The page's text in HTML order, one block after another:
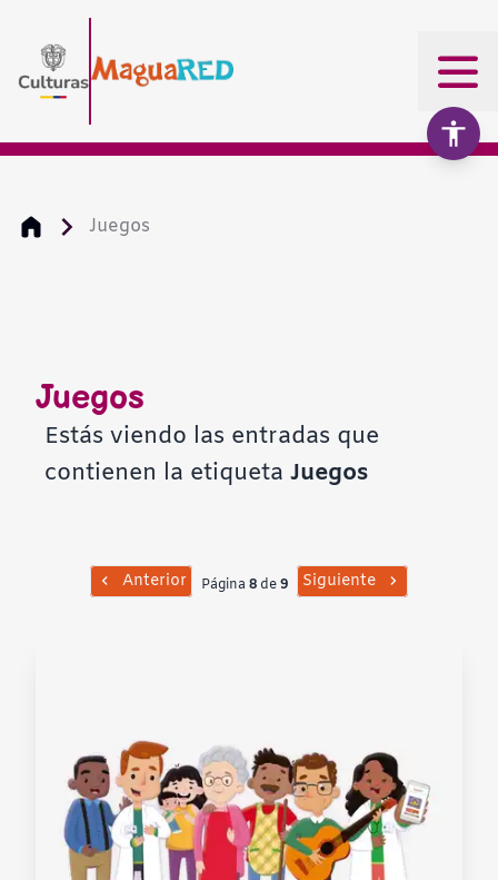
Juegos
Juegos
Estás viendo las entradas que
contienen la etiqueta Juegos
Anterior Página 8 de9 Siguiente
Alto contraste
Fondo claro
Restablecer